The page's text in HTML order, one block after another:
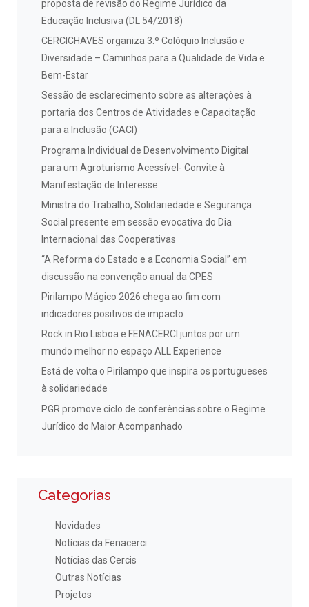
proposta de revisão do Regime Jurídico da
Educação Inclusiva (DL 54/2018)
CERCICHAVES organiza 3.º Colóquio Inclusão e
Diversidade – Caminhos para a Qualidade de Vida e
Bem-Estar
Sessão de esclarecimento sobre as alterações à
portaria dos Centros de Atividades e Capacitação
para a Inclusão (CACI)
Programa Individual de Desenvolvimento Digital
para um Agroturismo Acessível- Convite à
Manifestação de Interesse
Ministra do Trabalho, Solidariedade e Segurança
Social presente em sessão evocativa do Dia
Internacional das Cooperativas
“A Reforma do Estado e a Economia Social” em
discussão na convenção anual da CPES
Pirilampo Mágico 2026 chega ao fim com
indicadores positivos de impacto
Rock in Rio Lisboa e FENACERCI juntos por um
mundo melhor no espaço ALL Experience
Está de volta o Pirilampo que inspira os portugueses
à solidariedade
PGR promove ciclo de conferências sobre o Regime
Jurídico do Maior Acompanhado
Categorias
Novidades
Notícias da Fenacerci
Notícias das Cercis
Outras Notícias
Projetos